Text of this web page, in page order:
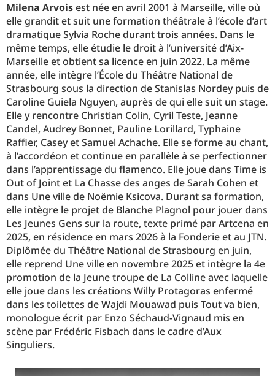
Milena Arvoisest née en avril 2001 à Marseille, ville où
elle grandit et suit une formation théâtrale à l’école d’art
dramatique Sylvia Roche durant trois années. Dans le
même temps, elle étudie le droit à l’université d’Aix-
Marseille et obtient sa licence en juin 2022. La même
année, elle intègre l’École du Théâtre National de
Strasbourg sous la direction de Stanislas Nordey puis de
Caroline Guiela Nguyen, auprès de qui elle suit un stage.
Elle y rencontre Christian Colin, Cyril Teste, Jeanne
Candel, Audrey Bonnet, Pauline Lorillard, Typhaine
Raffier, Casey et Samuel Achache. Elle se forme au chant,
à l’accordéon et continue en parallèle à se perfectionner
dans l’apprentissage du flamenco. Elle joue dans Time is
Out of Joint et La Chasse des anges de Sarah Cohen et
dans Une ville de Noëmie Ksicova. Durant sa formation,
elle intègre le projet de Blanche Plagnol pour jouer dans
Les Jeunes Gens sur la route, texte primé par Artcena en
2025, en résidence en mars 2026 à la Fonderie et au JTN.
Diplômée du Théâtre National de Strasbourg en juin,
elle reprend Une ville en novembre 2025 et intègre la 4e
promotion de la Jeune troupe de La Colline avec laquelle
elle joue dans les créations Willy Protagoras enfermé
dans les toilettes de Wajdi Mouawad puis Tout va bien,
monologue écrit par Enzo Séchaud-Vignaud mis en
scène par Frédéric Fisbach dans le cadre d’Aux
Singuliers.